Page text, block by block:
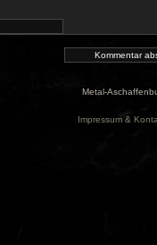
Metal-
Impressum &